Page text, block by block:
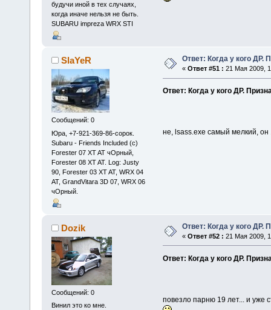
будучи иной в тех случаях,
когда иначе нельзя не быть.
SUBARU impreza WRX STI
SlaYeR
Сообщений: 0
Юра, +7-921-369-86-сорок.
Subaru - Friends Included (c)
Forester 07 XT AT чОрный,
Forester 08 XT AT. Log: Justy
90, Forester 03 XT AT, WRX 04
AT, GrandVitara 3D 07, WRX 06
чОрный.
Ответ: Когда у кого ДР.
« Ответ #51 : 21 Мая 2009,
Ответ: Когда у кого ДР.
не, lsass.exe самый мелкий, он
Dozik
Сообщений: 0
Винил это ко мне.
Ответ: Когда у кого ДР.
« Ответ #52 : 21 Мая 2009,
Ответ: Когда у кого ДР.
повезло парню 19 лет... и уже